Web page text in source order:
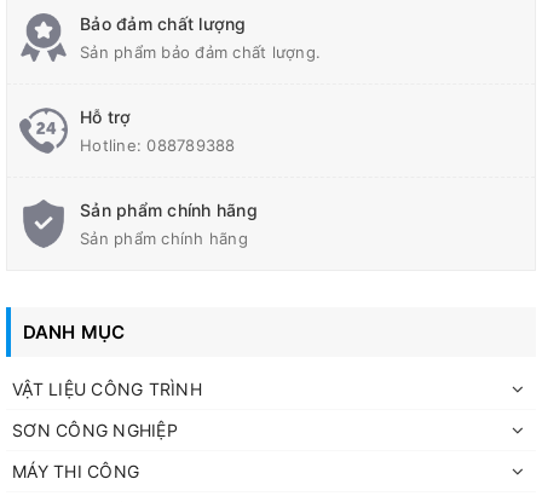
Mô tả
Ứng
JONA
WEPO là loại sơn phủ hệ Epoxy gốc nước
tông, sàn nhà, nền nhà xưởng cho những nơi đi lại
nghiệm, xưởng sản xuất dược phẩm, thực phẩm,
kho chứa hàng,…
Dễ thi công và làm sạch dụng cụ. Màng sơn có độ
Bảo đảm chất lượng
Sản phẩm bảo đảm chất lượng.
Hỗ trợ
Hotline:088789388
Sản phẩm chính hãng
Sản phẩm chính hãng
DANH MỤC
VẬT LIỆU CÔNG TRÌNH
SƠN CÔNG NGHIỆP
MÁY THI CÔNG